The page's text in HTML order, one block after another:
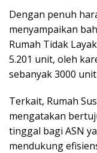
Dengan penuh
menyampaikan
Rumah Tidak
5.201 unit, oleh
sebanyak 3000
Terkait, Rumah
mengatakan
tinggal bagi ASN
mendukung